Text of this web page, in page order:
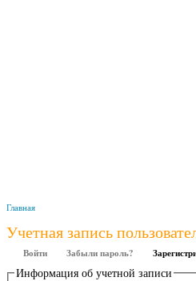
Главная
Учетная запись
Войти Забыли пароль?
Информация об учетной записи